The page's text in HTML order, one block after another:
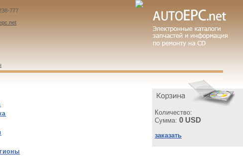
Количество:
Сумма: 0 USD
заказать
777